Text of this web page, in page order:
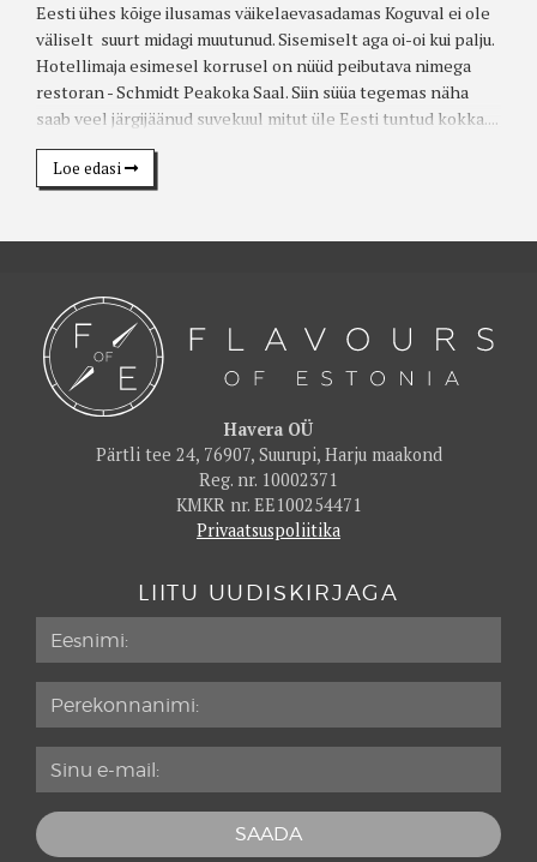
Eesti ühes kõige ilusamas väikelaevasadamas Koguval ei ole
väliselt suurt midagi muutunud. Sisemiselt aga oi-oi kui palju.
Hotellimaja esimesel korrusel on nüüd peibutava nimega
restoran - Schmidt Peakoka Saal. Siin süüa tegemas näha
saab veel järgijäänud suvekuul mitut üle Eesti tuntud kokka....
Loe edasi
Havera OÜ
Pärtli tee 24, 76907, Suurupi, Harju maakond
Reg. nr. 10002371
KMKR nr. EE100254471
Privaatsuspoliitika
LIITU UUDISKIRJAGA